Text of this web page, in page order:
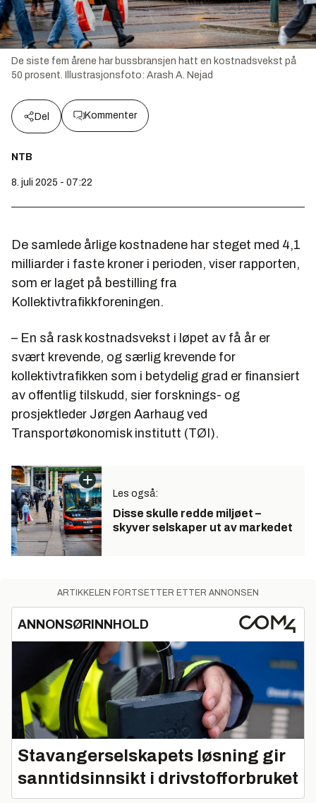
De siste fem årene har bussbransjen hatt en kostnadsvekst på
50 prosent.
Illustrasjonsfoto: Arash A. Nejad
Del Kommenter
NTB
8. juli 2025 - 07:22
De samlede årlige kostnadene har steget med 4,1
milliarder i faste kroner i perioden, viser rapporten,
som er laget på bestilling fra
Kollektivtrafikkforeningen.
– En så rask kostnadsvekst i løpet av få år er
svært krevende, og særlig krevende for
kollektivtrafikken som i betydelig grad er finansiert
av offentlig tilskudd, sier forsknings- og
prosjektleder Jørgen Aarhaug ved
Transportøkonomisk institutt (TØI).
Les også:
Disse skulle redde miljøet –
skyver selskaper ut av markedet
ARTIKKELEN FORTSETTER ETTER ANNONSEN
ANNONSØRINNHOLD
Stavangerselskapets løsning gir
sanntidsinnsikt i drivstofforbruket